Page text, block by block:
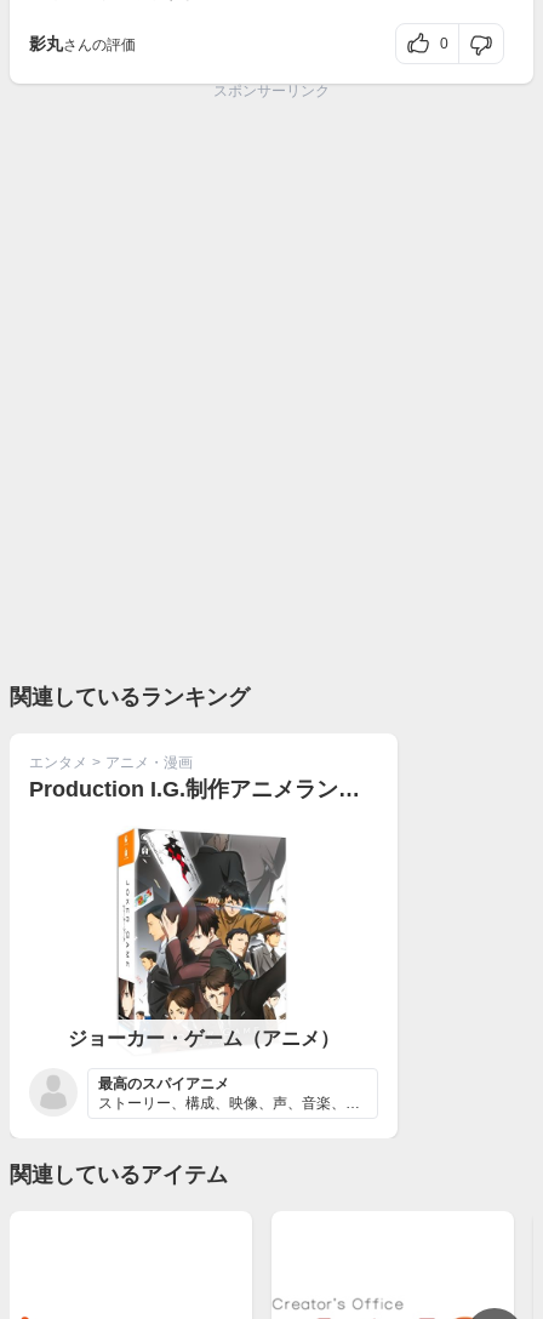
影丸さんの評価 0
スポンサーリンク
関連しているランキング
エンタメ > アニメ・漫画
Production I.G.制作アニメランキング
ジョーカー・ゲーム（アニメ）
最高のスパイアニメ
ストーリー、構成、映像、声、音楽、どれをとっても素晴ら...
関連しているアイテム